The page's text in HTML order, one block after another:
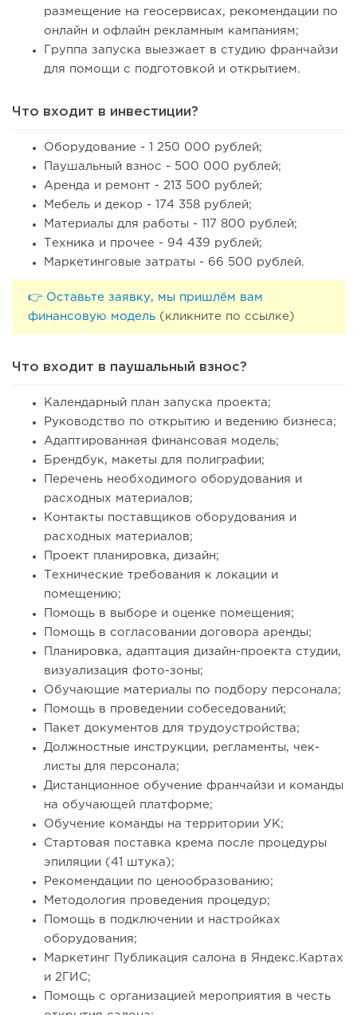
размещение на геосервисах, рекомендации по
онлайн и офлайн рекламным кампаниям;
Группа запуска выезжает в студию франчайзи
для помощи с подготовкой и открытием.
Что входит в инвестиции?
Оборудование - 1 250 000 рублей;
Паушальный взнос - 500 000 рублей;
Аренда и ремонт - 213 500 рублей;
Мебель и декор - 174 358 рублей;
Материалы для работы - 117 800 рублей;
Техника и прочее - 94 439 рублей;
Маркетинговые затраты - 66 500 рублей.
👉 Оставьте заявку, мы пришлём вам
финансовую модель (кликните по ссылке)
Что входит в паушальный взнос?
Календарный план запуска проекта;
Руководство по открытию и ведению бизнеса;
Адаптированная финансовая модель;
Брендбук, макеты для полиграфии;
Перечень необходимого оборудования и
расходных материалов;
Контакты поставщиков оборудования и
расходных материалов;
Проект планировка, дизайн;
Технические требования к локации и
помещению;
Помощь в выборе и оценке помещения;
Помощь в согласовании договора аренды;
Планировка, адаптация дизайн-проекта студии,
визуализация фото-зоны;
Обучающие материалы по подбору персонала;
Помощь в проведении собеседований;
Пакет документов для трудоустройства;
Должностные инструкции, регламенты, чек-
листы для персонала;
Дистанционное обучение франчайзи и команды
на обучающей платформе;
Обучение команды на территории УК;
Стартовая поставка крема после процедуры
эпиляции (41 штука);
Рекомендации по ценообразованию;
Методология проведения процедур;
Помощь в подключении и настройках
оборудования;
Маркетинг Публикация салона в Яндекс.Картах
и 2ГИС;
Помощь с организацией мероприятия в честь